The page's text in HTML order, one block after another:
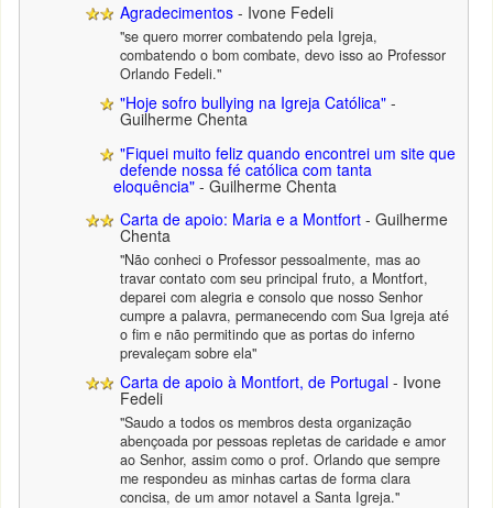
Agradecimentos - Ivone Fedeli
"se quero morrer combatendo pela Igreja,
combatendo o bom combate, devo isso ao Professor
Orlando Fedeli."
"Hoje sofro bullying na Igreja Católica" -
Guilherme Chenta
"Fiquei muito feliz quando encontrei um site que
defende nossa fé católica com tanta
eloquência" - Guilherme Chenta
Carta de apoio: Maria e a Montfort - Guilherme
Chenta
"Não conheci o Professor pessoalmente, mas ao
travar contato com seu principal fruto, a Montfort,
deparei com alegria e consolo que nosso Senhor
cumpre a palavra, permanecendo com Sua Igreja até
o fim e não permitindo que as portas do inferno
prevaleçam sobre ela"
Carta de apoio à Montfort, de Portugal - Ivone
Fedeli
"Saudo a todos os membros desta organização
abençoada por pessoas repletas de caridade e amor
ao Senhor, assim como o prof. Orlando que sempre
me respondeu as minhas cartas de forma clara
concisa, de um amor notavel a Santa Igreja."